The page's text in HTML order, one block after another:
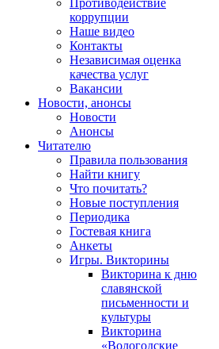
Противодействие
коррупции
Наше видео
Контакты
Независимая оценка
качества услуг
Вакансии
Новости, анонсы
Новости
Анонсы
Читателю
Правила пользования
Найти книгу
Что почитать?
Новые поступления
Периодика
Гостевая книга
Анкеты
Игры. Викторины
Викторина к дню
славянской
письменности и
культуры
Викторина
«Вологодские